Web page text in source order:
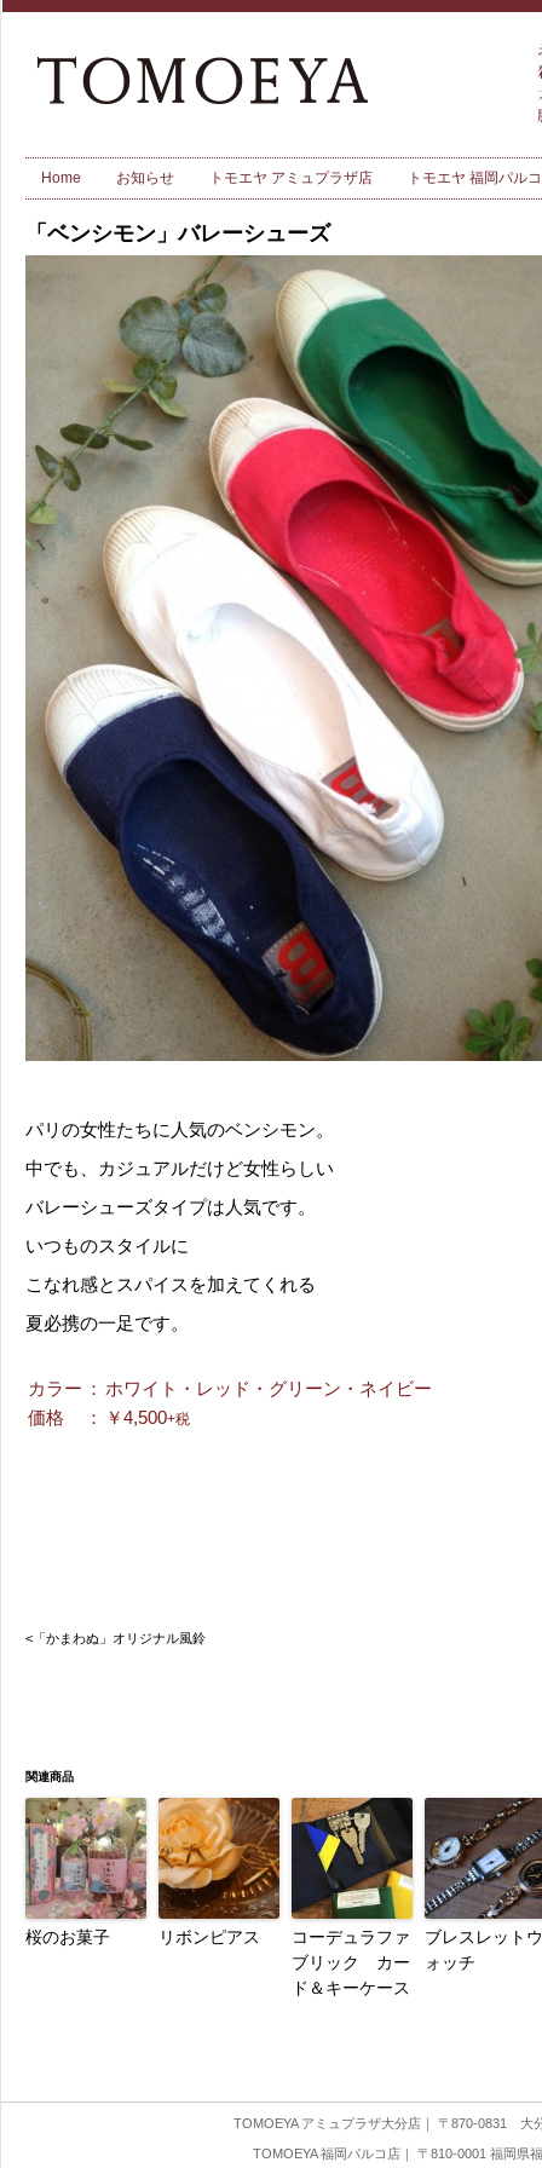
Home お知らせ トモエヤ アミュプラザ店 トモエヤ 福岡パル
「ベンシモン」バレーシューズ
パリの女性たちに人気のベンシモン。
中でも、カジュアルだけど女性らしい
バレーシューズタイプは人気です。
いつものスタイルに
こなれ感とスパイスを加えてくれる
夏必携の一足です。
カラー ： ホワイト・レッド・グリーン・ネイビー
価格
： ￥4,500+税
<「かまわぬ」オリジナル風鈴
関連商品
桜のお菓子 リボンピアス
コーデュラファ
ブリック カー
ド＆キーケース
ブレスレットウ
ォッチ
TOMOEYA アミュプラザ大分店 ｜ 〒870-0831 大
TOMOEYA 福岡パルコ店｜ 〒810-0001 福岡県